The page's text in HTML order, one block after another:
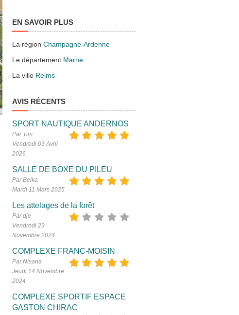
EN SAVOIR PLUS
La région Champagne-Ardenne
Le département Marne
La ville Reims
AVIS RÉCENTS
SPORT NAUTIQUE ANDERNOS
Par Tim
Vendredi 03 Avril
2026
SALLE DE BOXE DU PILEU
Par Belka
Mardi 11 Mars 2025
Les attelages de la forêt
Par dje
Vendredi 29
Novembre 2024
COMPLEXE FRANC-MOISIN
Par Nisana
Jeudi 14 Novembre
2024
COMPLEXE SPORTIF ESPACE
GASTON CHIRAC